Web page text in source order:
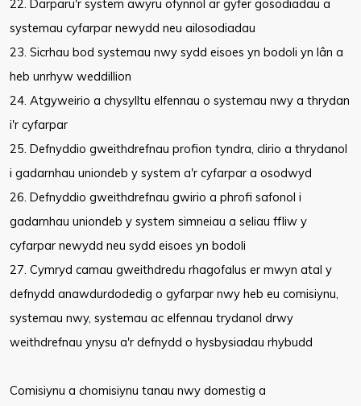
22. Darparu'r system awyru ofynnol ar gyfer gosodiadau a
systemau cyfarpar newydd neu ailosodiadau
23. Sicrhau bod systemau nwy sydd eisoes yn bodoli yn lân a
heb unrhyw weddillion
24. Atgyweirio a chysylltu elfennau o systemau nwy a thrydan
i'r cyfarpar
25. Defnyddio gweithdrefnau profion tyndra, clirio a thrydanol
i gadarnhau uniondeb y system a'r cyfarpar a osodwyd
26. Defnyddio gweithdrefnau gwirio a phrofi safonol i
gadarnhau uniondeb y system simneiau a seliau ffliw y
cyfarpar newydd neu sydd eisoes yn bodoli
27. Cymryd camau gweithdredu rhagofalus er mwyn atal y
defnydd anawdurdodedig o gyfarpar nwy heb eu comisiynu,
systemau nwy, systemau ac elfennau trydanol drwy
weithdrefnau ynysu a'r defnydd o hysbysiadau rhybudd
Comisiynu a chomisiynu tanau nwy domestig a